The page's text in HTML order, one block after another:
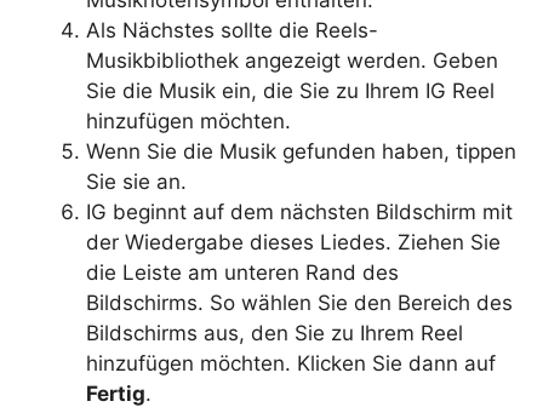
Als Nächstes sollte die Reels-
Musikbibliothek angezeigt werden. Geben
Sie die Musik ein, die Sie zu Ihrem IG Reel
hinzufügen möchten.
Wenn Sie die Musik gefunden haben, tippen
Sie sie an.
IG beginnt auf dem nächsten Bildschirm mit
der Wiedergabe dieses Liedes. Ziehen Sie
die Leiste am unteren Rand des
Bildschirms. So wählen Sie den Bereich des
Bildschirms aus, den Sie zu Ihrem Reel
hinzufügen möchten. Klicken Sie dann auf
Fertig.